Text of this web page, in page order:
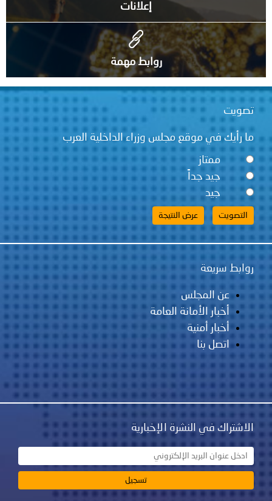
إعلانات
روابط مهمة
تصويت
ما رأيك في موقع مجلس وزراء الداخلية العرب
ممتاز
جيد جداً
جيد
روابط سريعة
عن المجلس
أخبار الأمانة العامة
أخبار أمنية
اتصل بنا
الاشتراك في النشرة الإخبارية